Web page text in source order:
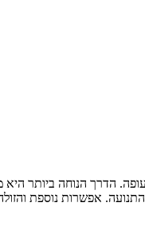
אפשרות נוספת